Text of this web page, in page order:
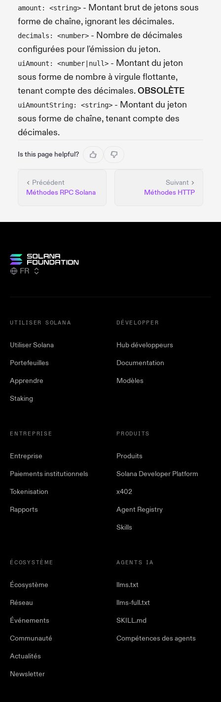
amount: <string> - Montant brut de jetons sous
forme de chaîne, ignorant les décimales.
decimals: <number> - Nombre de décimales
configurées pour l'émission du jeton.
uiAmount: <number|null> - Montant du jeton
sous forme de nombre à virgule flottante,
tenant compte des décimales.OBSOLÈTE
uiAmountString: <string> - Montant du jeton
sous forme de chaîne, tenant compte des
décimales.
Is this page helpful?
Précédent
Méthodes RPC Solana
Suivant
Méthodes HTTP
FR
UTILISER SOLANA
Utiliser Solana
Portefeuilles
Apprendre
Staking
DÉVELOPPER
Hub développeurs
Documentation
Modèles
ENTREPRISE
Entreprise
Paiements institutionnels
Tokenisation
Rapports
PRODUITS
Produits
Solana Developer Platform
x402
Agent Registry
Skills
ÉCOSYSTÈME
Écosystème
Réseau
Événements
Communauté
Actualités
Newsletter
AGENTS IA
llms.txt
llms-full.txt
SKILL.md
Compétences des agents